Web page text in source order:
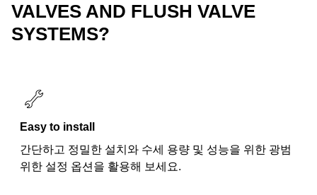
VALVES AND FLUSH VALVE
SYSTEMS?
Easy to install
간단하고 정밀한 설치와 수세 용량 및 성능을 위한 광범
위한 설정 옵션을 활용해 보세요.